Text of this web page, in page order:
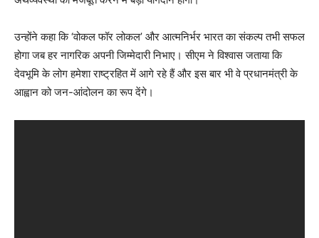
उन्होंने कहा कि ‘वोकल फॉर लोकल’ और आत्मनिर्भर भारत का संकल्प तभी सफल
होगा जब हर नागरिक अपनी जिम्मेदारी निभाए। सीएम ने विश्वास जताया कि
देवभूमि के लोग हमेशा राष्ट्रहित में आगे रहे हैं और इस बार भी वे प्रधानमंत्री के
आह्वान को जन-आंदोलन का रूप देंगे।